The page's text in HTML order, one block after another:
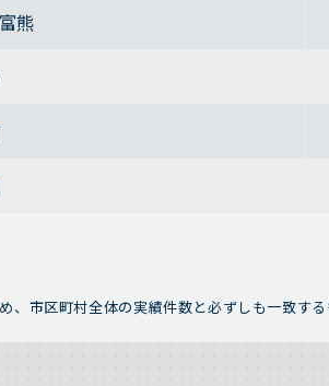
熊
市区町村全体の実績件数と必ずしも一致する